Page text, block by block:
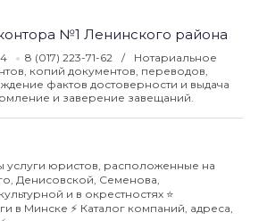
№1 Ленинского района
8 (017) 223-71-62
Нотариальное
копий документов, переводов,
фактов достоверности и выдача
и заверение завещаний.
услуги юристов, расположенные на
Денисовской, Семенова,
и в окрестностях ⭐️
в Минске ⚡️ Каталог компаний, адреса,